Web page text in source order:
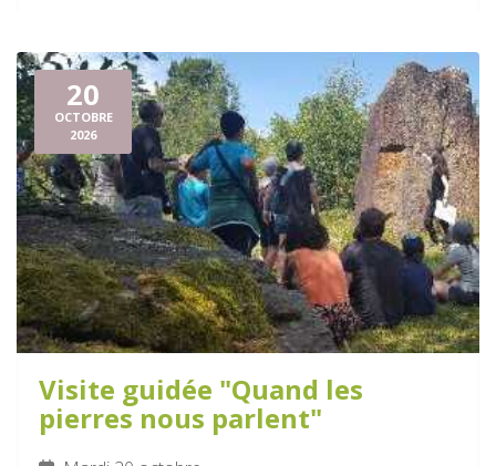
20
OCTOBRE
2026
Visite guidée "Quand les
pierres nous parlent"